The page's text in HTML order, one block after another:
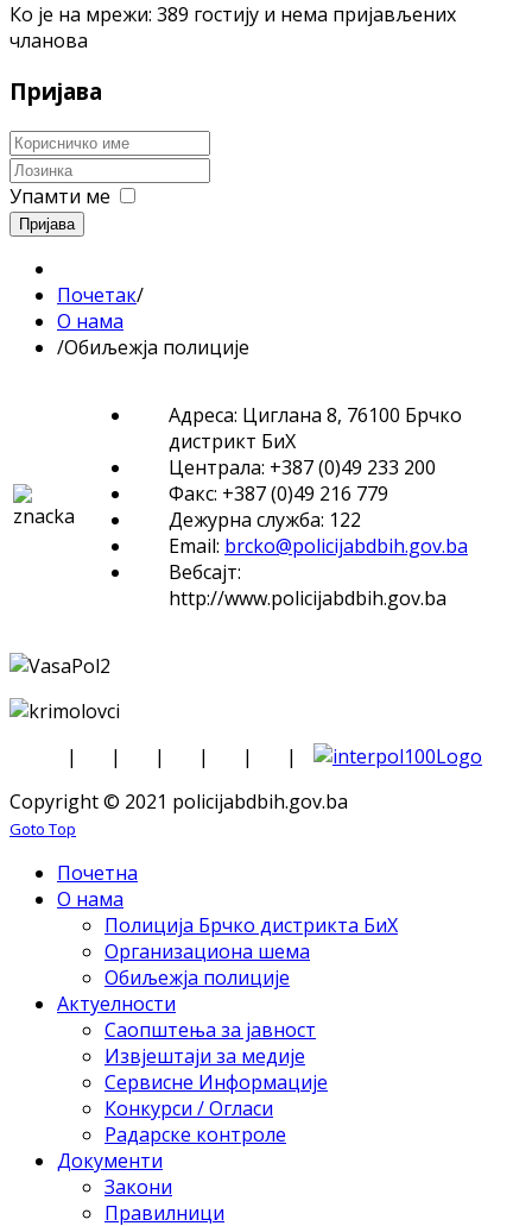
Ко је на мрежи: 389 гостију и нема пријављених
чланова
Пријава
Упамти ме
Пријава
Почетак/
О нама
/Обиљежја полиције
Адреса: Циглана 8, 76100 Брчко
дистрикт БиХ
Централа: +387 (0)49 233 200
Факс: +387 (0)49 216 779
Дежурна служба: 122
Email: brcko@policijabdbih.gov.ba
Вебсајт:
http://www.policijabdbih.gov.ba
| | | | |
|
Copyright © 2021 policijabdbih.gov.ba
Goto Top
Почетна
О нама
Полиција Брчко дистрикта БиХ
Организациона шема
Обиљежја полиције
Актуелности
Саопштења за јавност
Извјештаји за медије
Сервисне Информације
Конкурси / Огласи
Радарске контроле
Документи
Закони
Правилници